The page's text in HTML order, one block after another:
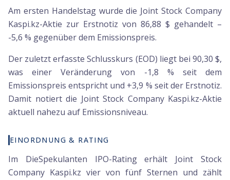
Am ersten Handelstag wurde die Joint Stock Company
Kaspi.kz-Aktie zur Erstnotiz von 86,88 $ gehandelt –
-5,6 % gegenüber dem Emissionspreis.
Der zuletzt erfasste Schlusskurs (EOD) liegt bei 90,30 $,
was einer Veränderung von -1,8 % seit dem
Emissionspreis entspricht und +3,9 % seit der Erstnotiz.
Damit notiert die Joint Stock Company Kaspi.kz-Aktie
aktuell nahezu auf Emissionsniveau.
EINORDNUNG & RATING
Im DieSpekulanten IPO-Rating erhält Joint Stock
Company Kaspi.kz vier von fünf Sternen und zählt